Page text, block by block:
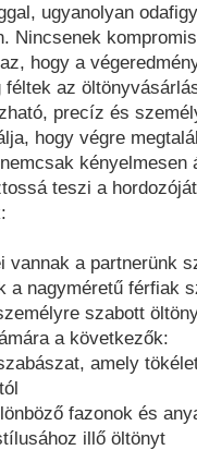
ugyanolyan
Nincsenek
hogy a
az
precíz és
hogy végre
teszi a
vannak a partnerünk
a nagyméretű férfiak
szabott
a következők:
amely
fazonok és
illő öltönyt